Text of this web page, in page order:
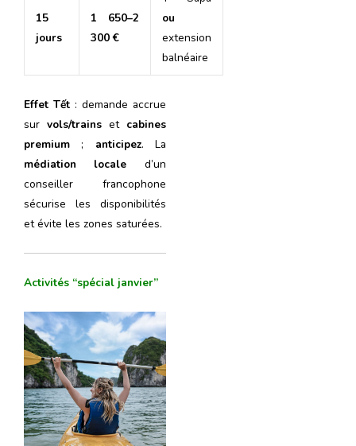
15
jours
1 650–2
300 €
ou
extension
balnéaire
Effet Tết: demande accrue
sur vols/trainset cabines
premium ; anticipez. La
médiation locale d’un
conseiller francophone
sécurise les disponibilités
et évite les zones saturées.
Activités “spécial janvier”